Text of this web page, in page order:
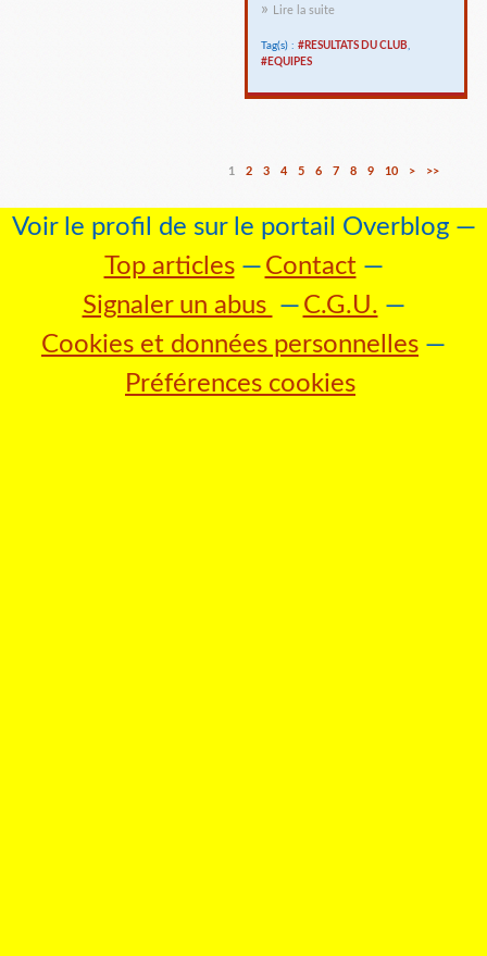
Lire la suite
Tag(s) : #RESULTATS DU CLUB,
#EQUIPES
1 2 3 4 5 6 7 8 9 10 > >>
Voir le profil de sur le portail Overblog
Top articles
Contact
Signaler un abus
C.G.U.
Cookies et données personnelles
Préférences cookies